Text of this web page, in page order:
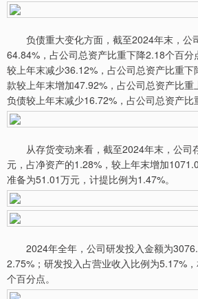
负债重大变化方面，截至2024年末，公
64.84%，占公司总资产比重下降2.18个百分
较上年末减少36.12%，占公司总资产比重
款较上年末增加47.92%，占公司总资产比
负债较上年末减少16.72%，占公司总资产比
从存货变动来看，截至2024年末，公司
元，占净资产的1.28%，较上年末增加
准备为51.01万元，计提比例为1.47%。
2024年全年，公司研发投入金额为
2.75%；研发投入占营业收入比例为5.17%
个百分点。